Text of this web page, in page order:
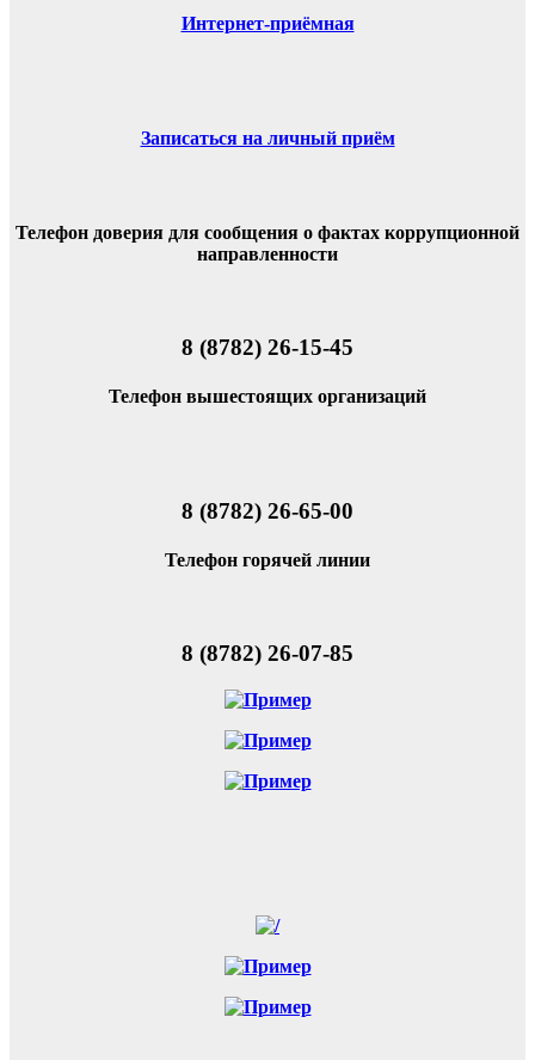
Интернет-приёмная
Записаться на личный приём
Телефон доверия для сообщения о фактах коррупционной
направленности
8 (8782) 26-15-45
Телефон вышестоящих организаций
8 (8782) 26-65-00
Телефон горячей линии
8 (8782) 26-07-85